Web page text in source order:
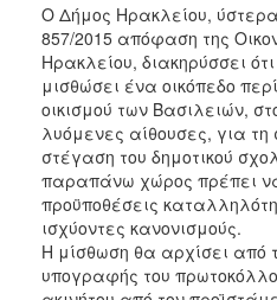
2021
2020
2019
2018
2017
2016
2015
2013
Ο Δήμος Ηρακλείου,
857/2015 απόφαση της
Ηρακλείου, διακηρύσσει
μισθώσει ένα οικόπεδο
οικισμού των Βασιλειών,
λυόμενες αίθουσες, για
στέγαση του δημοτικού
παραπάνω χώρος πρέπει
προϋποθέσεις
ισχύοντες κανονισμούς.
Η μίσθωση θα αρχίσει από
υπογραφής του